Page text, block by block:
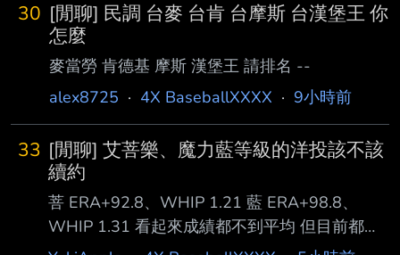
30 [閒聊] 民調 台麥 台肯 台摩斯 台漢堡王 你
怎麼
麥當勞 肯德基 摩斯 漢堡王 請排名 --
alex8725 · 4X BaseballXXXX · 9小時前
33 [閒聊] 艾菩樂、魔力藍等級的洋投該不該
續約
菩 ERA+92.8、WHIP 1.21 藍 ERA+98.8、
WHIP 1.31 看起來成績都不到平均 但目前都已